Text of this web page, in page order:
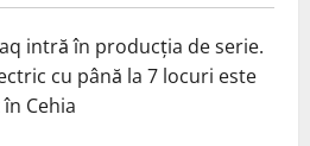
intră în producția de serie.
cu până la 7 locuri este
Cehia